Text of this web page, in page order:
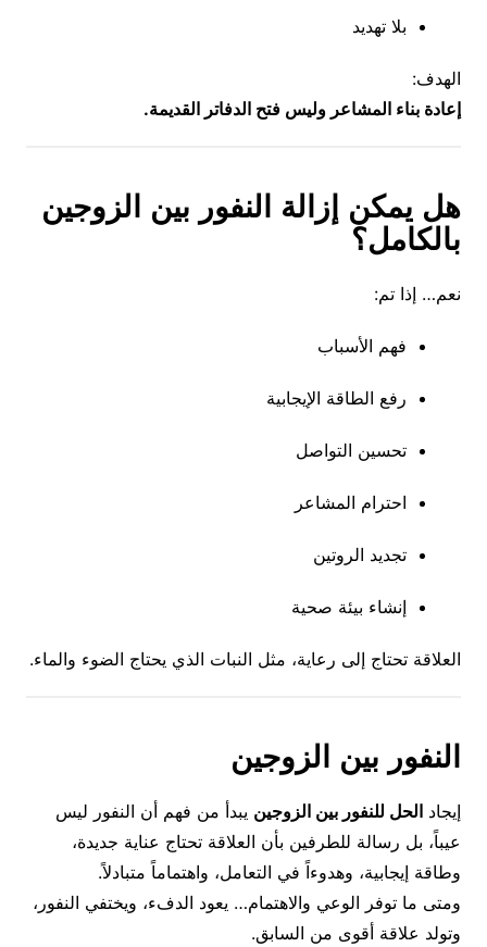
بلا تهديد
الهدف:
إعادة بناء المشاعر وليس فتح الدفاتر القديمة.
هل يمكن إزالة النفور بين الزوجين
بالكامل؟
نعم… إذا تم:
فهم الأسباب
رفع الطاقة الإيجابية
تحسين التواصل
احترام المشاعر
تجديد الروتين
إنشاء بيئة صحية
العلاقة تحتاج إلى رعاية، مثل النبات الذي يحتاج الضوء والماء.
النفور بين الزوجين
إيجاد الحل للنفور بين الزوجين يبدأ من فهم أن النفور ليس
عيباً، بل رسالة للطرفين بأن العلاقة تحتاج عناية جديدة،
وطاقة إيجابية، وهدوءاً في التعامل، واهتماماً متبادلاً.
ومتى ما توفر الوعي والاهتمام… يعود الدفء، ويختفي النفور،
وتولد علاقة أقوى من السابق.